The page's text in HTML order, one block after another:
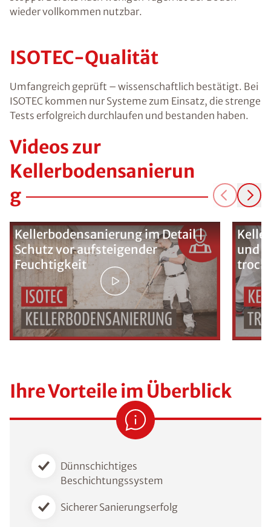
wieder vollkommen nutzbar.
ISOTEC-Qualität
Umfangreich geprüft – wissenschaftlich bestätigt. Bei
ISOTEC kommen nur Systeme zum Einsatz, die strenge
Tests erfolgreich durchlaufen und bestanden haben.
Videos zur
Kellerbodensanierun
g
Kellerbodensanierung im Detail |
Schutz vor aufsteigender
Feuchtigkeit
und
Ihre Vorteile im Überblick
Dünnschichtiges
Beschichtungssystem
Sicherer Sanierungserfolg